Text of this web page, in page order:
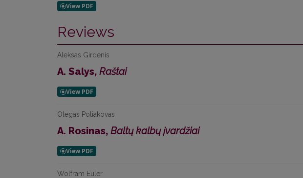
Reviews
Aleksas Girdenis
A. Salys, Raštai
Olegas Poliakovas
A. Rosinas, Baltų kalbų įvardžiai
Wolfram Euler